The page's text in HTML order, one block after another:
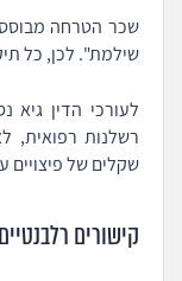
שכר הטרחה
שילמת". לכן, כל
לעורכי הדין גיא
רשלנות רפואית,
שקלים של פיצויים
קישורים